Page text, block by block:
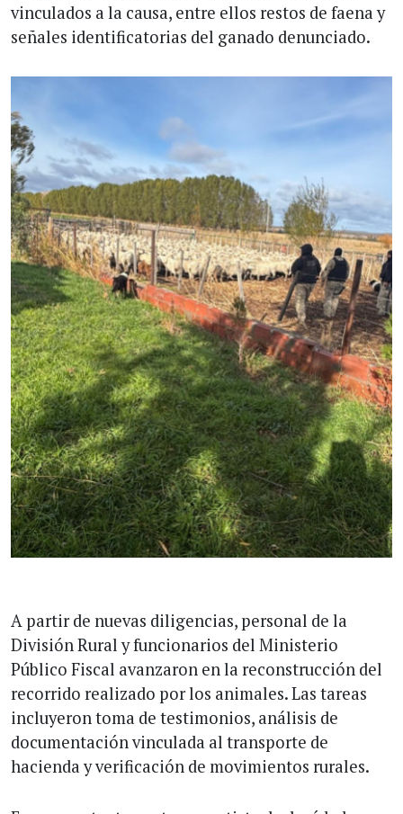
vinculados a la causa, entre ellos restos de faena y
señales identificatorias del ganado denunciado.
A partir de nuevas diligencias, personal de la
División Rural y funcionarios del Ministerio
Público Fiscal avanzaron en la reconstrucción del
recorrido realizado por los animales. Las tareas
incluyeron toma de testimonios, análisis de
documentación vinculada al transporte de
hacienda y verificación de movimientos rurales.